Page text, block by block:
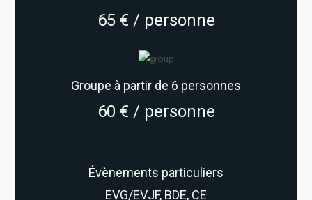
65 € / personne
Groupe à partir de 6 personnes
60 € / personne
Évènements particuliers
EVG/EVJF, BDE, CE